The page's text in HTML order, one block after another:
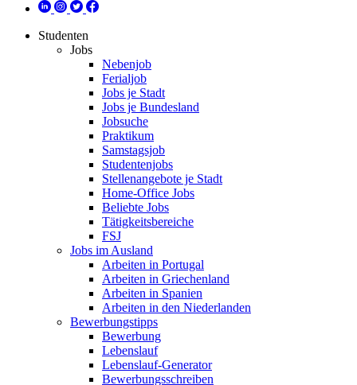
Studenten
Jobs
Nebenjob
Ferialjob
Jobs je Stadt
Jobs je Bundesland
Jobsuche
Praktikum
Samstagsjob
Studentenjobs
Stellenangebote je Stadt
Home-Office Jobs
Beliebte Jobs
Tätigkeitsbereiche
FSJ
Jobs im Ausland
Arbeiten in Portugal
Arbeiten in Griechenland
Arbeiten in Spanien
Arbeiten in den Niederlanden
Bewerbungstipps
Bewerbung
Lebenslauf
Lebenslauf-Generator
Bewerbungsschreiben